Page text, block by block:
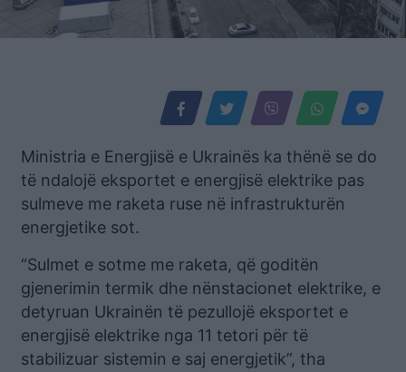
Ministria e Energjisë e Ukrainës ka thënë se do
të ndalojë eksportet e energjisë elektrike pas
sulmeve me raketa ruse në infrastrukturën
energjetike sot.
“Sulmet e sotme me raketa, që goditën
gjenerimin termik dhe nënstacionet elektrike, e
detyruan Ukrainën të pezullojë eksportet e
energjisë elektrike nga 11 tetori për të
stabilizuar sistemin e saj energjetik”, tha